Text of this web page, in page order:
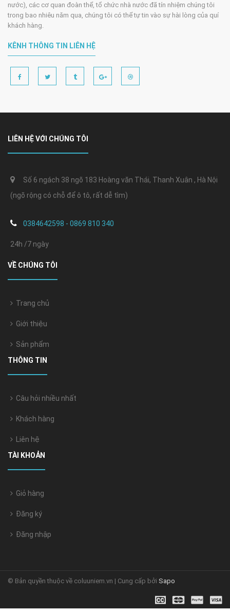
nước), các cơ quan đoàn thể, tổ chức nhà nước đã tín nhiệm chúng tôi
trong bao nhiêu năm qua, chúng tôi có thể tự tin vào sự hài lòng của quí
khách hàng.
KÊNH THÔNG TIN LIÊN HỆ
LIÊN HỆ VỚI CHÚNG TÔI
Số 6 ngách 38 ngõ 183 Hoàng văn Thái, Thanh Xuân , Hà Nội
(ngõ rộng có chỗ để ô tô, rất dễ tìm)
0384642598 - 0869 810 340
24h /7 ngày
VỀ CHÚNG TÔI
Trang chủ
Giới thiệu
Sản phẩm
THÔNG TIN
Câu hỏi nhiều nhất
Khách hàng
Liên hệ
TÀI KHOẢN
Giỏ hàng
Đăng ký
Đăng nhập
© Bản quyền thuộc về coluuniem.vn | Cung cấp bởi Sapo